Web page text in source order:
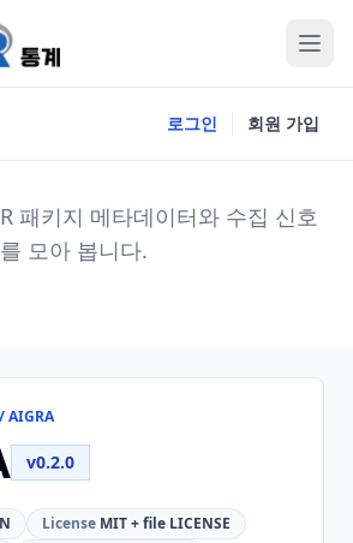
로그인 회원 가입
R 패키지 메타데이터와 수집 신호
를 모아 봅니다.
AIGRA
v0.2.0
License MIT + file LICENSE